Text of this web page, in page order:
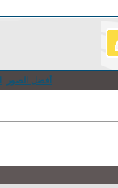
أفضل الصور